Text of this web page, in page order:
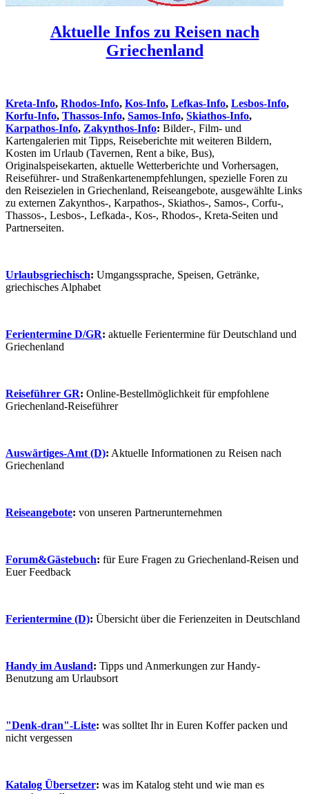
Aktuelle Infos zu Reisen nach
Griechenland
Kreta-Info, Rhodos-Info, Kos-Info, Lefkas-Info, Lesbos-Info,
Korfu-Info, Thassos-Info, Samos-Info, Skiathos-Info,
Karpathos-Info, Zakynthos-Info: Bilder-, Film- und
Kartengalerien mit Tipps, Reiseberichte mit weiteren Bildern,
Kosten im Urlaub (Tavernen, Rent a bike, Bus),
Originalspeisekarten, aktuelle Wetterberichte und Vorhersagen,
Reiseführer- und Straßenkartenempfehlungen, spezielle Foren zu
den Reisezielen in Griechenland, Reiseangebote, ausgewählte Links
zu externen Zakynthos-, Karpathos-, Skiathos-, Samos-, Corfu-,
Thassos-, Lesbos-, Lefkada-, Kos-, Rhodos-, Kreta-Seiten und
Partnerseiten.
Urlaubsgriechisch: Umgangssprache, Speisen, Getränke,
griechisches Alphabet
Ferientermine D/GR: aktuelle Ferientermine für Deutschland und
Griechenland
Reiseführer GR: Online-Bestellmöglichkeit für empfohlene
Griechenland-Reiseführer
Auswärtiges-Amt (D): Aktuelle Informationen zu Reisen nach
Griechenland
Reiseangebote: von unseren Partnerunternehmen
Forum&Gästebuch: für Eure Fragen zu Griechenland-Reisen und
Euer Feedback
Ferientermine (D): Übersicht über die Ferienzeiten in Deutschland
Handy im Ausland: Tipps und Anmerkungen zur Handy-
Benutzung am Urlaubsort
"Denk-dran"-Liste: was solltet Ihr in Euren Koffer packen und
nicht vergessen
Katalog Übersetzer: was im Katalog steht und wie man es